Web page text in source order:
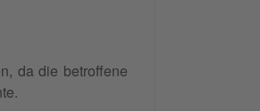
da die betroffene